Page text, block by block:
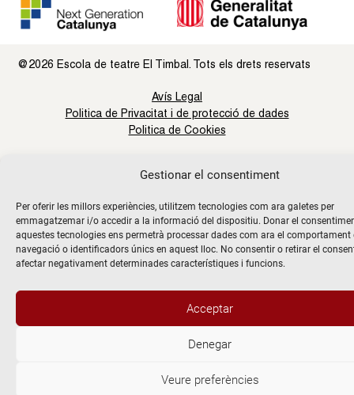
Gestionar el consentiment
Per oferir les millors experiències, utilitzem tecnologies com ara galetes per
emmagatzemar i/o accedir a la informació del dispositiu. Donar el
aquestes tecnologies ens permetrà processar dades com ara el comportament
navegació o identificadors únics en aquest lloc. No consentir o retirar el
afectar negativament determinades característiques i funcions.
Acceptar
Denegar
Veure preferències
@2026 Escola de teatre El Timbal. Tots els drets reservats
Avís Legal
Politica de Privacitat i de protecció de dades
Politica de Cookies